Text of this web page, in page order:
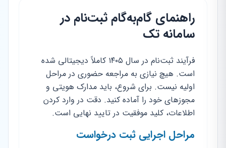
راهنمای گام‌به‌گام ثبت‌نام در
سامانه تک
فرآیند ثبت‌نام در سال ۱۴۰۵ کاملاً دیجیتالی شده
است. هیچ نیازی به مراجعه حضوری در مراحل
اولیه نیست. برای شروع، باید مدارک هویتی و
مجوزهای خود را آماده کنید. دقت در وارد کردن
اطلاعات، کلید موفقیت در تایید نهایی است.
مراحل اجرایی ثبت درخواست